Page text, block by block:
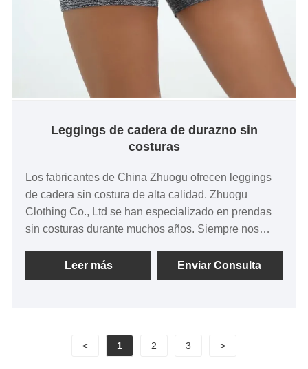
Leggings de cadera de durazno sin
costuras
Los fabricantes de China Zhuogu ofrecen leggings
de cadera sin costura de alta calidad. Zhuogu
Clothing Co., Ltd se han especializado en prendas
sin costuras durante muchos años. Siempre nos
con métodos de gestión científica, una fuerte fuerza
técnica, continuaremos profundizando la reforma, el
amigos de todos los ámbitos de la vida que visitan,
orientación y negociaciones comerciales.
Leer más Enviar Consulta
< 1 2 3 >